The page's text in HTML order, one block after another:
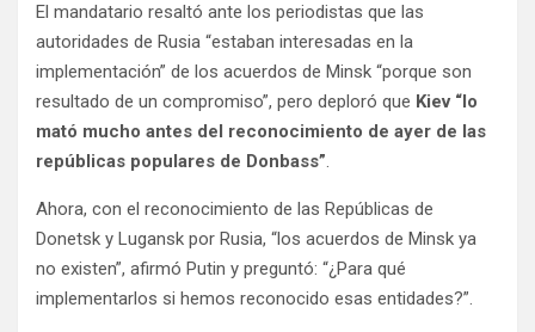
El mandatario resaltó ante los periodistas que las
autoridades de Rusia “estaban interesadas en la
implementación” de los acuerdos de Minsk “porque son
resultado de un compromiso”, pero deploró que Kiev “lo
mató mucho antes del reconocimiento de ayer de las
repúblicas populares de Donbass”.
Ahora, con el reconocimiento de las Repúblicas de
Donetsk y Lugansk por Rusia, “los acuerdos de Minsk ya
no existen”, afirmó Putin y preguntó: “¿Para qué
implementarlos si hemos reconocido esas entidades?”.